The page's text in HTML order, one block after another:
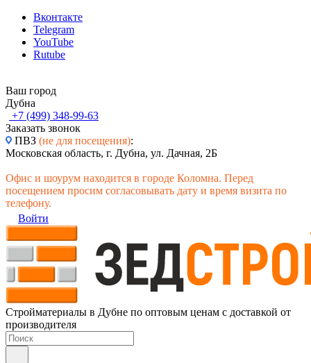
Вконтакте
Telegram
YouTube
Rutube
Ваш город
Дубна
+7 (499) 348-99-63
Заказать звонок
ПВЗ (не для посещения):
Московская область, г. Дубна, ул. Дачная, 2Б
Офис и шоурум находится в городе Коломна. Перед
посещением просим согласовывать дату и время визита по
телефону.
Войти
Стройматериалы в Дубне по оптовым ценам с доставкой от
производителя